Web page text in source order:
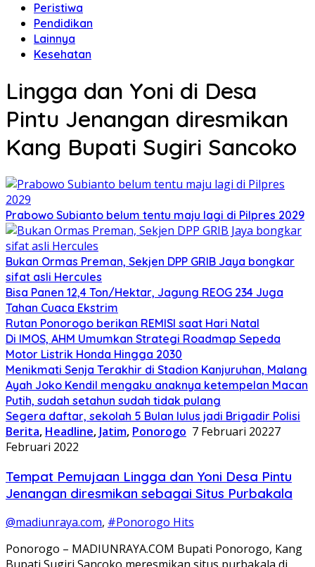
Peristiwa
Pendidikan
Lainnya
Kesehatan
Lingga dan Yoni di Desa
Pintu Jenangan diresmikan
Kang Bupati Sugiri Sancoko
Prabowo Subianto belum tentu maju lagi di Pilpres 2029
Bukan Ormas Preman, Sekjen DPP GRIB Jaya bongkar
sifat asli Hercules
Bisa Panen 12,4 Ton/Hektar, Jagung REOG 234 Juga
Tahan Cuaca Ekstrim
Rutan Ponorogo berikan REMISI saat Hari Natal
Di IMOS, AHM Umumkan Strategi Roadmap Sepeda
Motor Listrik Honda Hingga 2030
Menikmati Senja Terakhir di Stadion Kanjuruhan, Malang
Ayah Joko Kendil mengaku anaknya ketempelan Macan
Putih, sudah setahun sudah tidak pulang
Segera daftar, sekolah 5 Bulan lulus jadi Brigadir Polisi
Berita, Headline, Jatim, Ponorogo 7 Februari 20227
Februari 2022
Tempat Pemujaan Lingga dan Yoni Desa Pintu
Jenangan diresmikan sebagai Situs Purbakala
@madiunraya.com, #Ponorogo Hits
Ponorogo – MADIUNRAYA.COM Bupati Ponorogo, Kang